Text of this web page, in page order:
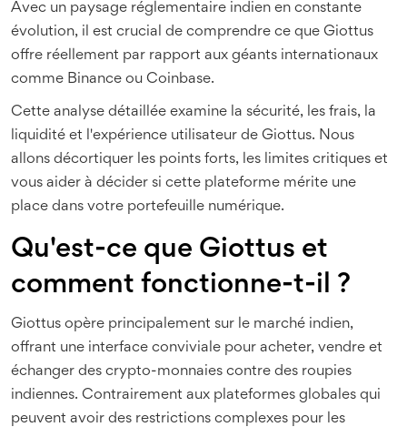
Avec un paysage réglementaire indien en constante
évolution, il est crucial de comprendre ce que Giottus
offre réellement par rapport aux géants internationaux
comme Binance ou Coinbase.
Cette analyse détaillée examine la sécurité, les frais, la
liquidité et l'expérience utilisateur de Giottus. Nous
allons décortiquer les points forts, les limites critiques et
vous aider à décider si cette plateforme mérite une
place dans votre portefeuille numérique.
Qu'est-ce que Giottus et
comment fonctionne-t-il ?
Giottus opère principalement sur le marché indien,
offrant une interface conviviale pour acheter, vendre et
échanger des crypto-monnaies contre des roupies
indiennes. Contrairement aux plateformes globales qui
peuvent avoir des restrictions complexes pour les